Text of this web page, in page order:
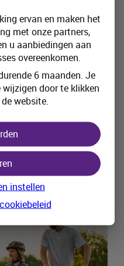
je vakantie?
welverdiende
in de hand… en
verkennen. Maar
je je plots af: ben
ik met een huurauto
uit.
ervan en maken het
met onze partners,
u aanbiedingen aan
overeenkomen.
6 maanden. Je
door te klikken
website.
instellen